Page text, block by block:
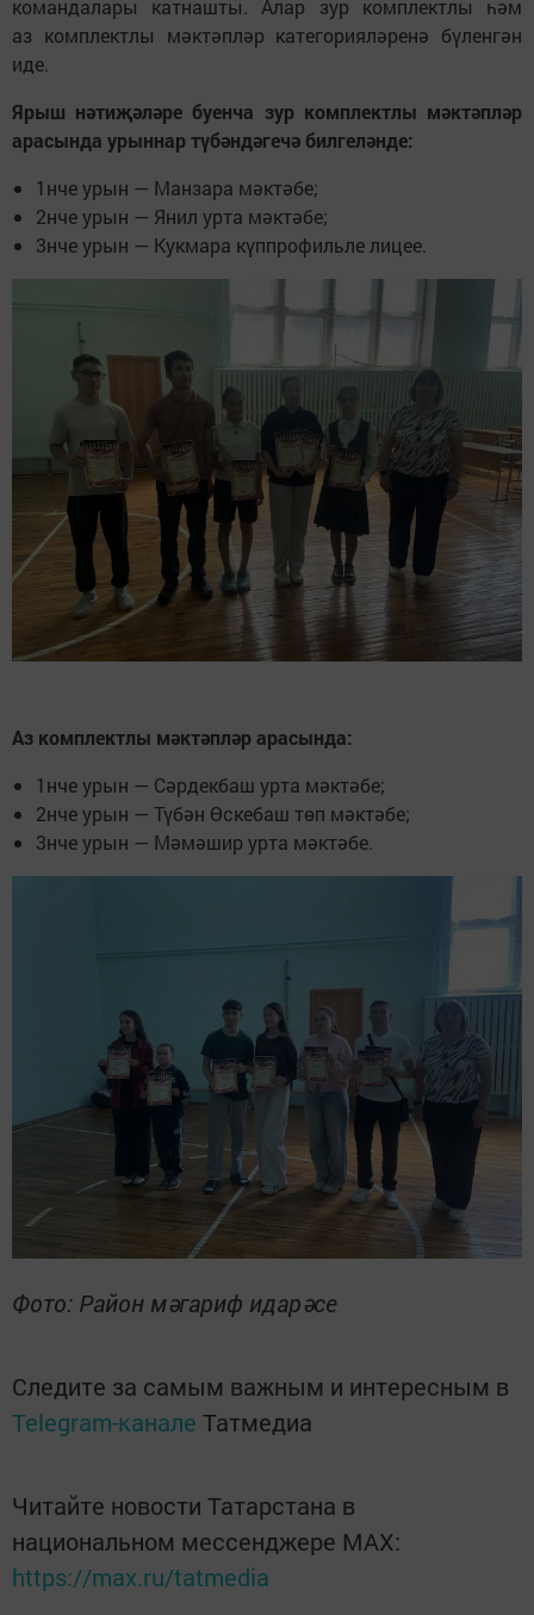
командалары катнашты. Алар зур комплектлы һәм
аз комплектлы мәктәпләр категорияләренә бүленгән
иде.
Ярыш нәтиҗәләре буенча зур комплектлы мәктәпләр
арасында урыннар түбәндәгечә билгеләнде:
1нче урын — Манзара мәктәбе;
2нче урын — Янил урта мәктәбе;
3нче урын — Кукмара күппрофильле лицее.
Аз комплектлы мәктәпләр арасында:
1нче урын — Сәрдекбаш урта мәктәбе;
2нче урын — Түбән Өскебаш төп мәктәбе;
3нче урын — Мәмәшир урта мәктәбе.
Фото: Район мәгариф идарәсе
Следите за самым важным и интересным в
Telegram-канале Татмедиа
Читайте новости Татарстана в
национальном мессенджере MАХ:
https://max.ru/tatmedia